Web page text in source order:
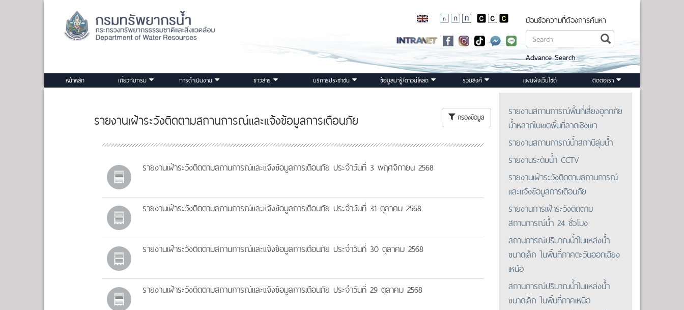
ป้อนข้อความที่ต้องการค้นหา
Advance Search
หน้าหลัก เกี่ยวกับกรม การดำเนินงาน ข่าวสาร บริการประชาชน ข้อมูลน่ารู้/ดาวน์โหลด รวมลิงค์ แผนผังเว็บไซต์ ติดต่อเรา
รายงานเฝ้าระวังติดตามสถานการณ์และแจ้งข้อมูลการเตือนภัย กรองข้อมูล
รายงานเฝ้าระวังติดตามสถานการณ์และแจ้งข้อมูลการเตือนภัย ประจำวันที่ 3 พฤศจิกายน 2568
รายงานเฝ้าระวังติดตามสถานการณ์และแจ้งข้อมูลการเตือนภัย ประจำวันที่ 31 ตุลาคม 2568
รายงานเฝ้าระวังติดตามสถานการณ์และแจ้งข้อมูลการเตือนภัย ประจำวันที่ 30 ตุลาคม 2568
รายงานเฝ้าระวังติดตามสถานการณ์และแจ้งข้อมูลการเตือนภัย ประจำวันที่ 29 ตุลาคม 2568
รายงานสถานการณ์พื้นที่เสี่ยงอุทกภัย
น้ำหลากในเขตพื้นที่ลาดเชิงเขา
รายงานสถานการณ์น้ำสถานีลุ่มน้ำ
รายงานระดับน้ำ CCTV
รายงานเฝ้าระวังติดตามสถานการณ์
และแจ้งข้อมูลการเตือนภัย
รายงานการเฝ้าระวังติดตาม
สถานการณ์น้ำ 24 ชั่วโมง
สถานการณ์ปริมาณน้ำในแหล่งน้ำ
ขนาดเล็ก ในพื้นที่ภาคตะวันออกเฉียง
เหนือ
สถานการณ์ปริมาณน้ำในแหล่งน้ำ
ขนาดเล็ก ในพื้นที่ภาคเหนือ